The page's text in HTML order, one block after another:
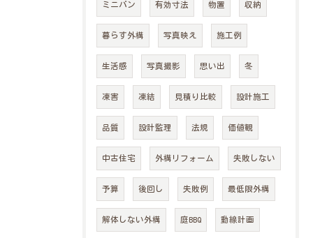
ミニバン 有効寸法 物置 収納
暮らす外構 写真映え 施工例
生活感 写真撮影 思い出 冬
凍害 凍結 見積り比較 設計施工
品質 設計監理 法規 価値観
中古住宅 外構リフォーム 失敗しない
予算 後回し 失敗例 最低限外構
解体しない外構 庭BBQ 動線計画